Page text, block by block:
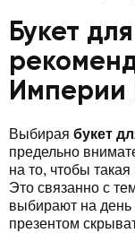
Букет
Империи
Выбирая букет
предельно
на то, чтобы
Это связанно с
выбирают на день
презентом